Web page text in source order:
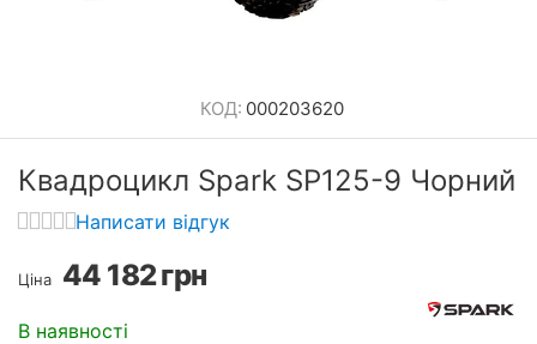
КОД: 000203620
Квадроцикл Spark SP125-9 Чорний
Написати відгук
Ціна 44 182грн
В наявності